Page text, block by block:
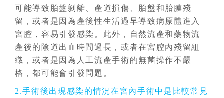
可能導致胎盤剝離、產道損傷、胎盤和胎膜殘
留，或者是因為產後性生活過早導致病原體進入
宮腔，容易引發感染。此外，自然流產和藥物流
產後的陰道出血時間過長，或者在宮腔內殘留組
織，或者是因為人工流產手術的無菌操作不嚴
格，都可能會引發問題。
2.手術後出現感染的情況在宮內手術中是比較常見